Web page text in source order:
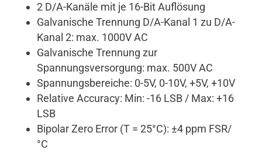
2 D/A-Kanäle mit je 16-Bit Auflösung
Galvanische Trennung D/A-Kanal 1 zu D/A-
Kanal 2: max. 1000V AC
Galvanische Trennung zur
Spannungsversorgung: max. 500V AC
Spannungsbereiche: 0-5V, 0-10V, +5V, +10V
Relative Accuracy: Min: -16 LSB / Max: +16
LSB
Bipolar Zero Error (T = 25°C): ±4 ppm FSR/
°C